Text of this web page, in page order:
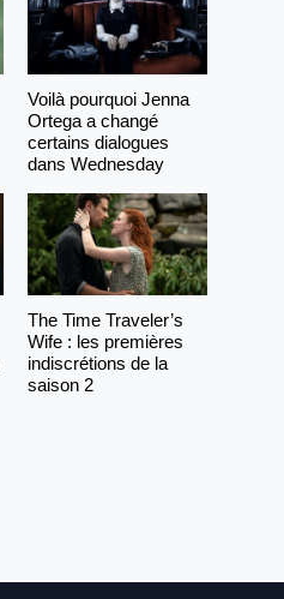
Voilà pourquoi Jenna
Ortega a changé
certains dialogues
dans Wednesday
The Time Traveler’s
Wife : les premières
indiscrétions de la
saison 2